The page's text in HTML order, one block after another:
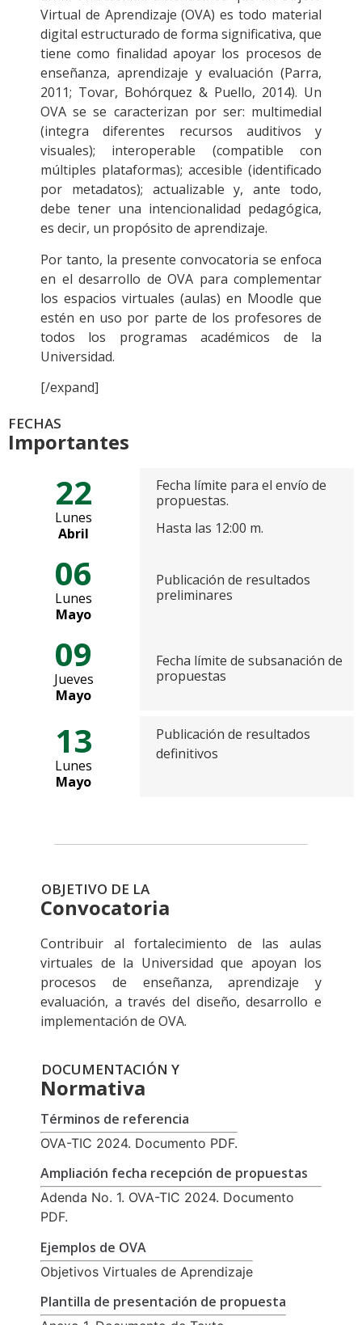
Virtual de Aprendizaje (OVA) es todo material
digital estructurado de forma significativa, que
tiene como finalidad apoyar los procesos de
enseñanza, aprendizaje y evaluación (Parra,
2011; Tovar, Bohórquez & Puello, 2014). Un
OVA se se caracterizan por ser: multimedial
(integra diferentes recursos auditivos y
visuales); interoperable (compatible con
múltiples plataformas); accesible (identificado
por metadatos); actualizable y, ante todo,
debe tener una intencionalidad pedagógica,
es decir, un propósito de aprendizaje.
Por tanto, la presente convocatoria se enfoca
en el desarrollo de OVA para complementar
los espacios virtuales (aulas) en Moodle que
estén en uso por parte de los profesores de
todos los programas académicos de la
Universidad.
[/expand]
FECHAS
Importantes
22
Lunes
Abril
Fecha límite para el envío de
propuestas.
Hasta las 12:00 m.
06
Lunes
Mayo
Publicación de resultados
preliminares
09
Jueves
Mayo
Fecha límite de subsanación de
propuestas
13
Lunes
Mayo
Publicación de resultados
definitivos
OBJETIVO DE LA
Convocatoria
Contribuir al fortalecimiento de las aulas
virtuales de la Universidad que apoyan los
procesos de enseñanza, aprendizaje y
evaluación, a través del diseño, desarrollo e
implementación de OVA.
DOCUMENTACIÓN Y
Normativa
Términos de referencia
OVA-TIC 2024. Documento PDF.
Ampliación fecha recepción de propuestas
Adenda No. 1. OVA-TIC 2024. Documento
PDF.
Ejemplos de OVA
Objetivos Virtuales de Aprendizaje
Plantilla de presentación de propuesta